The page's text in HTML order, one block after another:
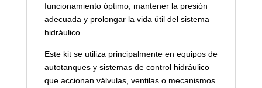
funcionamiento óptimo, mantener la presión
adecuada y prolongar la vida útil del sistema
hidráulico.
Este kit se utiliza principalmente en equipos de
autotanques y sistemas de control hidráulico
que accionan válvulas, ventilas o mecanismos